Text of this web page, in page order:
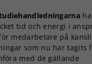
tid och energi i
medarbetare på
som nu har tagits
med de gällande